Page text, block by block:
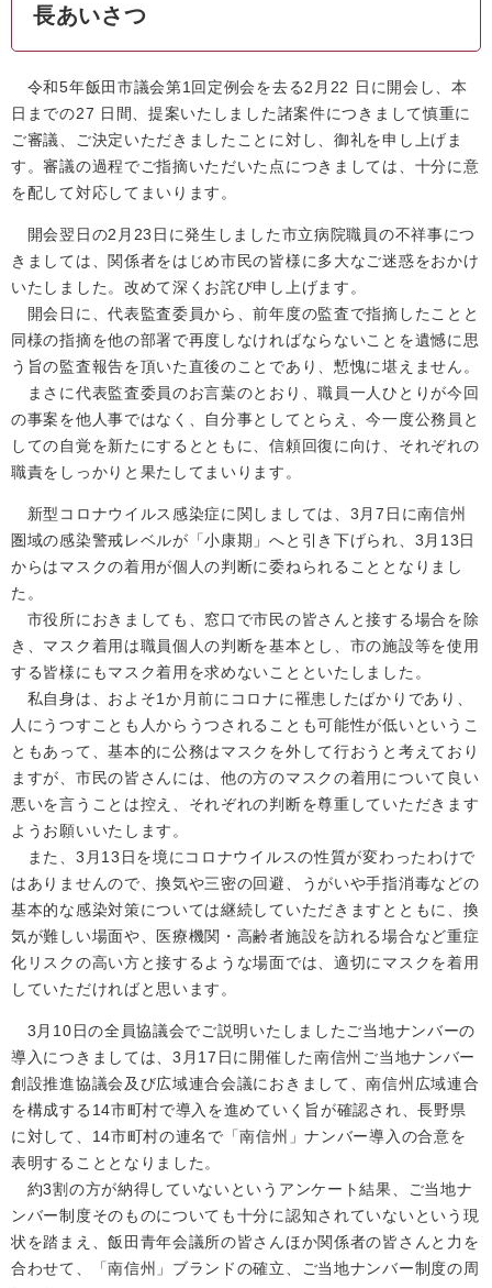
長あいさつ
令和5年飯田市議会第1回定例会を去る2月22 日に開会し、本
日までの27 日間、提案いたしました諸案件につきまして慎重に
ご審議、ご決定いただきましたことに対し、御礼を申し上げま
す。審議の過程でご指摘いただいた点につきましては、十分に意
を配して対応してまいります。
開会翌日の2月23日に発生しました市立病院職員の不祥事につ
きましては、関係者をはじめ市民の皆様に多大なご迷惑をおかけ
いたしました。改めて深くお詫び申し上げます。
開会日に、代表監査委員から、前年度の監査で指摘したことと
同様の指摘を他の部署で再度しなければならないことを遺憾に思
う旨の監査報告を頂いた直後のことであり、慙愧に堪えません。
まさに代表監査委員のお言葉のとおり、職員一人ひとりが今回
の事案を他人事ではなく、自分事としてとらえ、今一度公務員と
しての自覚を新たにするとともに、信頼回復に向け、それぞれの
職責をしっかりと果たしてまいります。
新型コロナウイルス感染症に関しましては、3月7日に南信州
圏域の感染警戒レベルが「小康期」へと引き下げられ、3月13日
からはマスクの着用が個人の判断に委ねられることとなりまし
た。
市役所におきましても、窓口で市民の皆さんと接する場合を除
き、マスク着用は職員個人の判断を基本とし、市の施設等を使用
する皆様にもマスク着用を求めないことといたしました。
私自身は、およそ1か月前にコロナに罹患したばかりであり、
人にうつすことも人からうつされることも可能性が低いというこ
ともあって、基本的に公務はマスクを外して行おうと考えており
ますが、市民の皆さんには、他の方のマスクの着用について良い
悪いを言うことは控え、それぞれの判断を尊重していただきます
ようお願いいたします。
また、3月13日を境にコロナウイルスの性質が変わったわけで
はありませんので、換気や三密の回避、うがいや手指消毒などの
基本的な感染対策については継続していただきますとともに、換
気が難しい場面や、医療機関・高齢者施設を訪れる場合など重症
化リスクの高い方と接するような場面では、適切にマスクを着用
していただければと思います。
3月10日の全員協議会でご説明いたしましたご当地ナンバーの
導入につきましては、3月17日に開催した南信州ご当地ナンバー
創設推進協議会及び広域連合会議におきまして、南信州広域連合
を構成する14市町村で導入を進めていく旨が確認され、長野県
に対して、14市町村の連名で「南信州」ナンバー導入の合意を
表明することとなりました。
約3割の方が納得していないというアンケート結果、ご当地ナ
ンバー制度そのものについても十分に認知されていないという現
状を踏まえ、飯田青年会議所の皆さんほか関係者の皆さんと力を
合わせて、「南信州」ブランドの確立、ご当地ナンバー制度の周